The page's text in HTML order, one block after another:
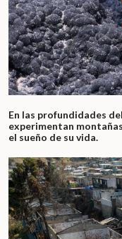
En las profundidades
experimentan
el sueño de su vida.